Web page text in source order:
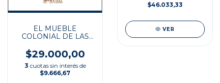
EL MUEBLE
COLONIAL DE LAS
$29.000,00
3 cuotas sin interés de
$9.666,67
$46.033,33
VER